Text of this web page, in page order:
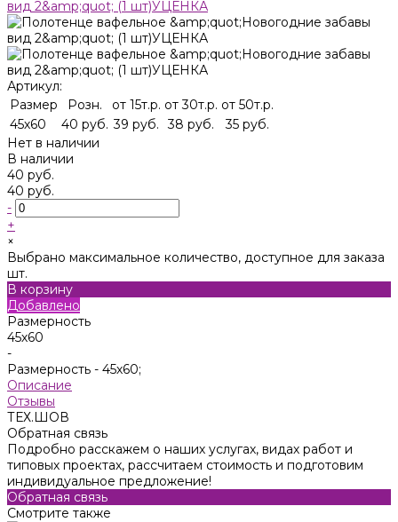
Артикул:
Размер
Розн. от 15т.р. от 30т.р. от 50т.р.
45х60
40 руб. 39 руб. 38 руб.
35 руб.
Нет в наличии
В наличии
40 руб.
40 руб.
-
+
×
Выбрано максимальное количество, доступное для заказа
шт.
В корзину
Добавлено
Размерность
45х60
-
Размерность - 45х60;
Описание
Отзывы
ТЕХ.ШОВ
Обратная связь
Подробно расскажем о наших услугах, видах работ и
типовых проектах, рассчитаем стоимость и подготовим
индивидуальное предложение!
Обратная связь
Смотрите также